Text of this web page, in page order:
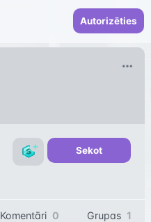
Autorizēties
Sekot
Komentāri 0 Grupas 1